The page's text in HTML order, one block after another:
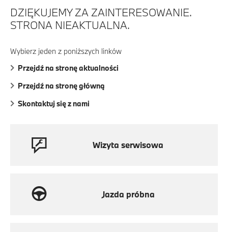
DZIĘKUJEMY ZA ZAINTERESOWANIE.
STRONA NIEAKTUALNA.
Wybierz jeden z poniższych linków
Przejdź na stronę aktualności
Przejdź na stronę główną
Skontaktuj się z nami
Wizyta serwisowa
Jazda próbna